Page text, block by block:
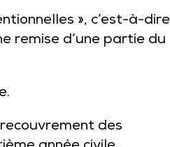
», c’est-à-dire
remise d’une partie du
des